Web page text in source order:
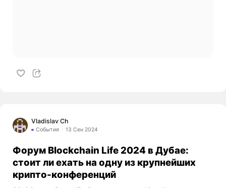
Vladislav Ch
События 13 Сен 2024
Форум Blockchain Life 2024 в Дубае:
стоит ли ехать на одну из крупнейших
крипто-конференций